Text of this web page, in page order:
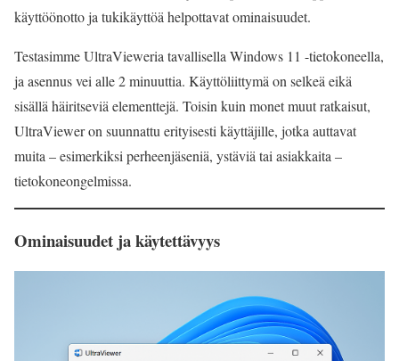
käyttöönotto ja tukikäyttöä helpottavat ominaisuudet.
Testasimme UltraVieweria tavallisella Windows 11 -tietokoneella,
ja asennus vei alle 2 minuuttia. Käyttöliittymä on selkeä eikä
sisällä häiritseviä elementtejä. Toisin kuin monet muut ratkaisut,
UltraViewer on suunnattu erityisesti käyttäjille, jotka auttavat
muita – esimerkiksi perheenjäseniä, ystäviä tai asiakkaita –
tietokoneongelmissa.
Ominaisuudet ja käytettävyys